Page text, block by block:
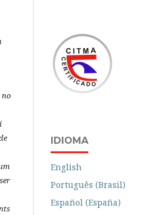
no
IDIOMA
English
Português (Brasil)
Español (España)